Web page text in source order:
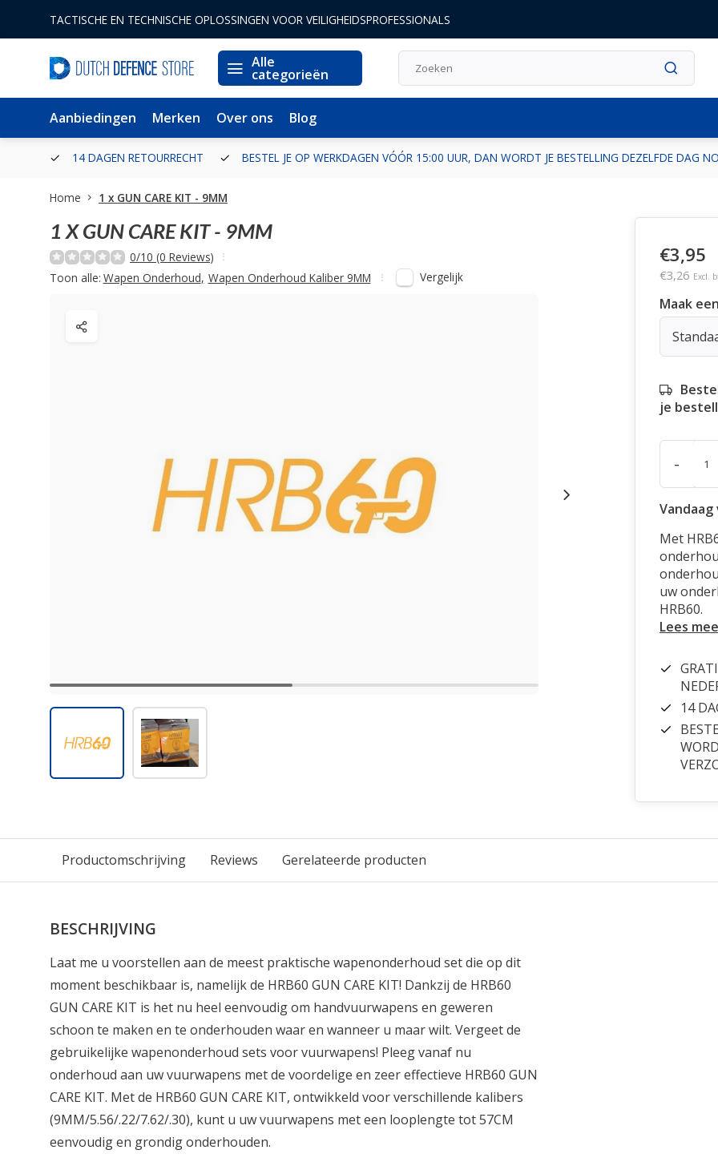
TACTISCHE EN TECHNISCHE OPLOSSINGEN VOOR VEILIGHEIDSPROFESSIONALS
Alle
categorieën
Aanbiedingen Merken Over ons Blog
GRATIS VERZENDING VANAF € 100 BINNEN NEDERLAND 14 DAGEN RETOURRECHT BESTEL JE OP WERKDAGEN
Home 1 x GUN CARE KIT - 9MM
1 X GUN CARE KIT - 9MM
0/10 (0 Reviews)
Toon alle: Wapen Onderhoud, Wapen Onderhoud Kaliber 9MM Vergelijk
€3,95
€3,26 Excl.
Maak
je
-
Met
uw
HRB60.
Lees
14
Productomschrijving Reviews Gerelateerde producten
BESCHRIJVING
Laat me u voorstellen aan de meest praktische wapenonderhoud set die op dit
moment beschikbaar is, namelijk de HRB60 GUN CARE KIT! Dankzij de HRB60
GUN CARE KIT is het nu heel eenvoudig om handvuurwapens en geweren
schoon te maken en te onderhouden waar en wanneer u maar wilt. Vergeet de
gebruikelijke wapenonderhoud sets voor vuurwapens! Pleeg vanaf nu
onderhoud aan uw vuurwapens met de voordelige en zeer effectieve HRB60 GUN
CARE KIT. Met de HRB60 GUN CARE KIT, ontwikkeld voor verschillende kalibers
(9MM/5.56/.22/7.62/.30), kunt u uw vuurwapens met een looplengte tot 57CM
eenvoudig en grondig onderhouden.